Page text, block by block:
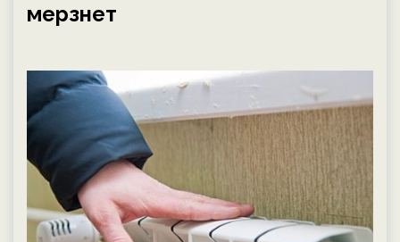
мерзнет